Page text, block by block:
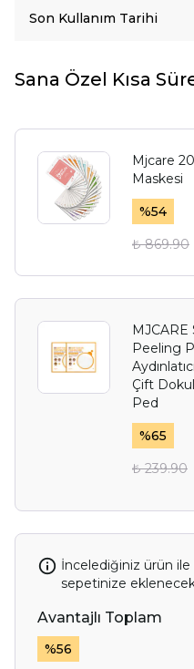
Son Kullanım Tarihi
Sana Özel Kısa
Mjcare
Maskesi
%54
₺ 869.90
MJCARE
Peeling
Çift
Ped
%65
₺ 239.90
İncelediğiniz ürün
sepetinize
Avantajlı Toplam
%56